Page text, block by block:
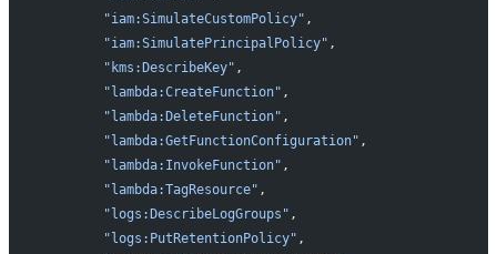
        "iam:SimulateCustomPolicy"
,
        "iam:SimulatePrincipalPolicy"
,
        "kms:DescribeKey"
,
        "lambda:CreateFunction"
,
        "lambda:DeleteFunction"
,
        "lambda:GetFunctionConfiguration"
,
        "lambda:InvokeFunction"
,
        "lambda:TagResource"
,
        "logs:DescribeLogGroups"
,
        "logs:PutRetentionPolicy"
,